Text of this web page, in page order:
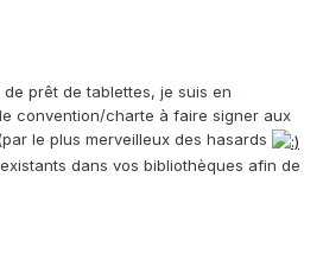
prêt de tablettes, je suis en
convention/charte à faire signer aux
le plus merveilleux des hasards
dans vos bibliothèques afin de